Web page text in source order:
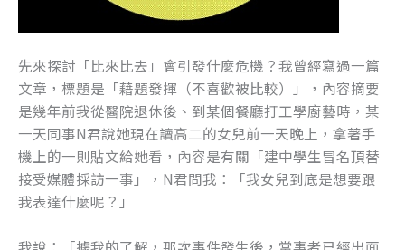
先來探討「比來比去」會引發什麼危機？我曾經寫過一篇
文章，標題是「藉題發揮（不喜歡被比較）」，內容摘要
是幾年前我從醫院退休後、到某個餐廳打工學廚藝時，某
一天同事N君說她現在讀高二的女兒前一天晚上，拿著手
機上的一則貼文給她看，內容是有關「建中學生冒名頂替
接受媒體採訪一事」，N君問我：「我女兒到底是想要跟
我表達什麼呢？」